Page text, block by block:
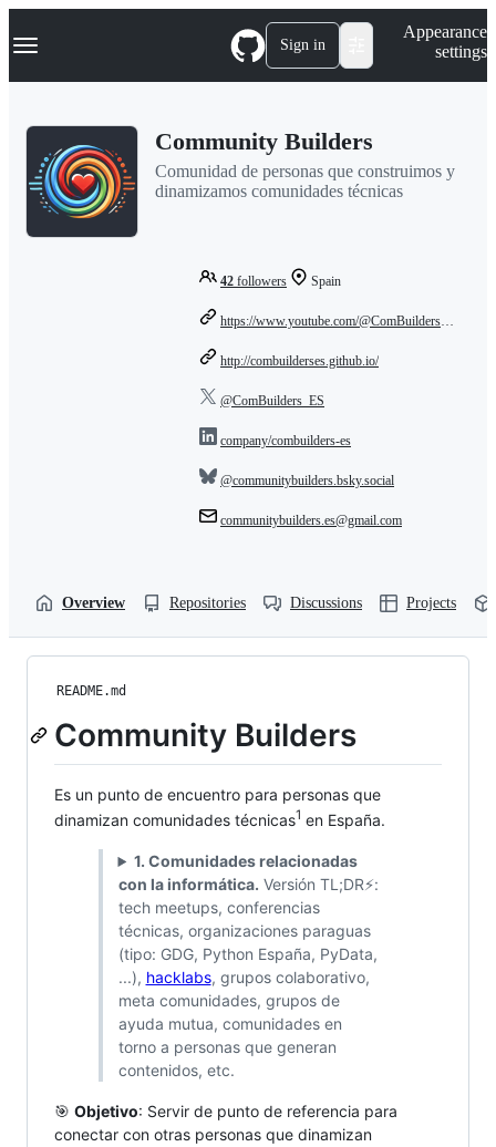
k
p
Navigation Menu Sign in
Appearance
settings
Community Builders
Comunidad de personas que construimos y
dinamizamos comunidades técnicas
42 followers Spain
https://www.youtube.com/@ComBuilders_ES
http://combuilderses.github.io/
@ComBuilders_ES
company/combuilders-es
@communitybuilders.bsky.social
communitybuilders.es@gmail.com
Overview Repositories Discussions Projects
README.md
Community Builders
Es un punto de encuentro para personas que
dinamizan comunidades técnicas1 en España.
1. Comunidades relacionadas
con la informática. Versión TL;DR⚡️:
tech meetups, conferencias
técnicas, organizaciones paraguas
(tipo: GDG, Python España, PyData,
...), hacklabs, grupos colaborativo,
meta comunidades, grupos de
ayuda mutua, comunidades en
torno a personas que generan
contenidos, etc.
🎯 Objetivo: Servir de punto de referencia para
conectar con otras personas que dinamizan